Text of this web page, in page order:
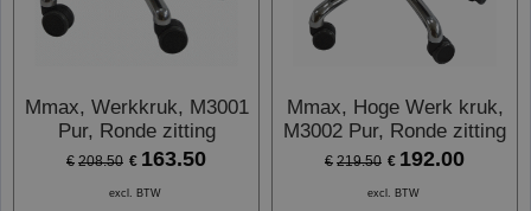
Mmax, Werkkruk, M3001
Pur, Ronde zitting
€ 208.50 € 163.50
excl. BTW
Mmax, Hoge Werk kruk,
M3002 Pur, Ronde zitting
€ 219.50 € 192.00
excl. BTW